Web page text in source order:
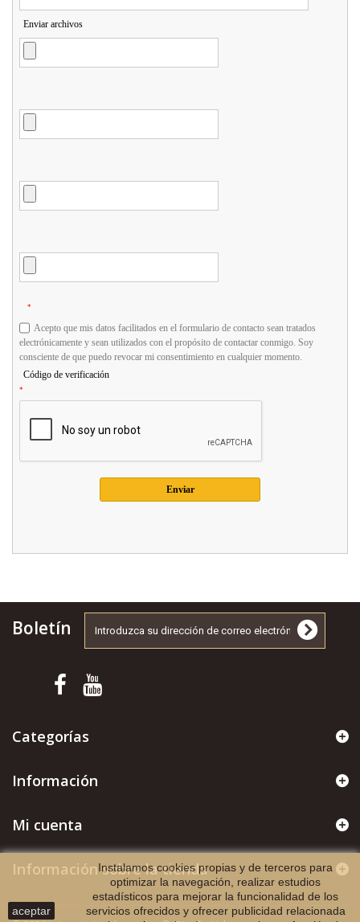
Enviar archivos
*
Acepto que mis datos facilitados en el formulario de contacto sean tratados
electrónicamente y sean utilizados con el propósito de contactar conmigo. Soy
consciente de que puedo revocar mi consentimiento en cualquier momento.
Código de verificación
*
Boletín
Categorías
Información
Mi cuenta
Información sobre la tienda
aceptar
Instalamos cookies propias y de terceros para
optimizar la navegación, realizar estudios
estadísticos para mejorar la funcionalidad de los
servicios ofrecidos y ofrecer publicidad relacionada